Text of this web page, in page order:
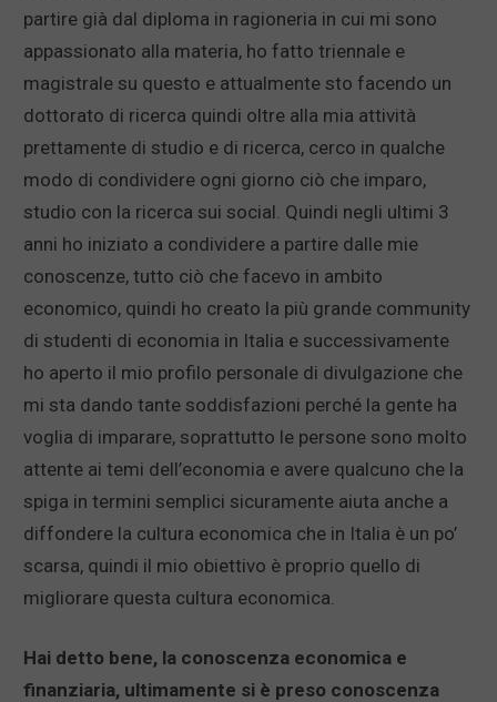
partire già dal diploma in ragioneria in cui mi sono
appassionato alla materia, ho fatto triennale e
magistrale su questo e attualmente sto facendo un
dottorato di ricerca quindi oltre alla mia attività
prettamente di studio e di ricerca, cerco in qualche
modo di condividere ogni giorno ciò che imparo,
studio con la ricerca sui social. Quindi negli ultimi 3
anni ho iniziato a condividere a partire dalle mie
conoscenze, tutto ciò che facevo in ambito
economico, quindi ho creato la più grande community
di studenti di economia in Italia e successivamente
ho aperto il mio profilo personale di divulgazione che
mi sta dando tante soddisfazioni perché la gente ha
voglia di imparare, soprattutto le persone sono molto
attente ai temi dell’economia e avere qualcuno che la
spiga in termini semplici sicuramente aiuta anche a
diffondere la cultura economica che in Italia è un po’
scarsa, quindi il mio obiettivo è proprio quello di
migliorare questa cultura economica.
Hai detto bene, la conoscenza economica e
finanziaria, ultimamente si è preso conoscenza